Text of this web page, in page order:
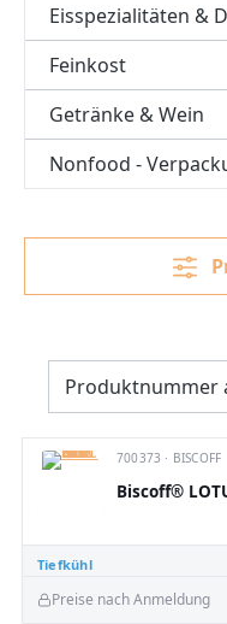
Eisspezialitäten &
Feinkost
Getränke & Wein
Nonfood -
Tiefkühl
700373 · BISCOFF
Biscoff®
Preise nach Anmeldung